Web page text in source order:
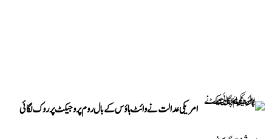
امریکی عدالت نے وائٹ ہاؤس کے بال روم پروجیکٹ پر روک لگائی